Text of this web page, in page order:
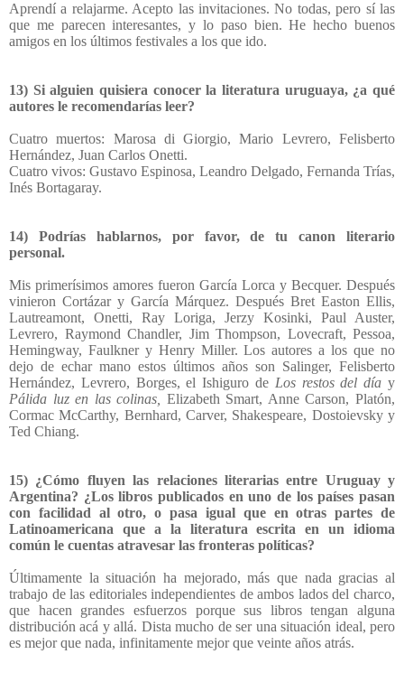
Aprendí a relajarme. Acepto las invitaciones. No todas, pero sí las
que me parecen interesantes, y lo paso bien. He hecho buenos
amigos en los últimos festivales a los que ido.
13) Si alguien quisiera conocer la literatura uruguaya, ¿a qué
autores le recomendarías leer?
Cuatro muertos: Marosa di Giorgio, Mario Levrero, Felisberto
Hernández, Juan Carlos Onetti.
Cuatro vivos: Gustavo Espinosa, Leandro Delgado, Fernanda Trías,
Inés Bortagaray.
14) Podrías hablarnos, por favor, de tu canon literario
personal.
Mis primerísimos amores fueron García Lorca y Becquer. Después
vinieron Cortázar y García Márquez. Después Bret Easton Ellis,
Lautreamont, Onetti, Ray Loriga, Jerzy Kosinki, Paul Auster,
Levrero, Raymond Chandler, Jim Thompson, Lovecraft, Pessoa,
Hemingway, Faulkner y Henry Miller. Los autores a los que no
dejo de echar mano estos últimos años son Salinger, Felisberto
Hernández, Levrero, Borges, el Ishiguro de Los restos del día y
Pálida luz en las colinas, Elizabeth Smart, Anne Carson, Platón,
Cormac McCarthy, Bernhard, Carver, Shakespeare, Dostoievsky y
Ted Chiang.
15) ¿Cómo fluyen las relaciones literarias entre Uruguay y
Argentina? ¿Los libros publicados en uno de los países pasan
con facilidad al otro, o pasa igual que en otras partes de
Latinoamericana que a la literatura escrita en un idioma
común le cuentas atravesar las fronteras políticas?
Últimamente la situación ha mejorado, más que nada gracias al
trabajo de las editoriales independientes de ambos lados del charco,
que hacen grandes esfuerzos porque sus libros tengan alguna
distribución acá y allá. Dista mucho de ser una situación ideal, pero
es mejor que nada, infinitamente mejor que veinte años atrás.